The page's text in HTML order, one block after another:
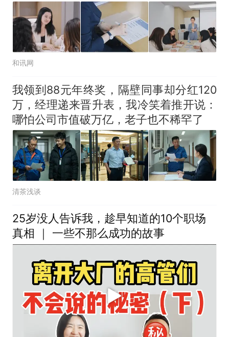
和讯网
我领到88元年终奖，隔壁同事却分红120
万，经理递来晋升表，我冷笑着推开说：
哪怕公司市值破万亿，老子也不稀罕了
清茶浅谈
25岁没人告诉我，趁早知道的10个职场
真相 ｜ 一些不那么成功的故事